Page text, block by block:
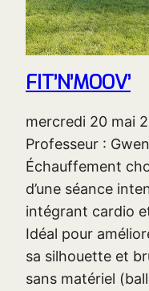
FIT’N’MOOV’
mercredi 20 mai
Professeur :
Échauffement
d’une séance
intégrant cardio
Idéal pour
sa silhouette et
sans matériel